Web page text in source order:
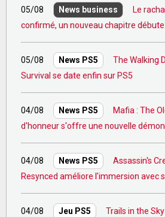
05/08 News business
Le
confirmé, un nouveau chapitre débute
05/08 News PS5
The Walking
Survival se date enfin sur PS5
04/08 News PS5
Mafia : The
d'honneur s'offre une nouvelle
04/08 News PS5
Assassin's
Resynced améliore l'immersion avec
04/08 Jeu PS5 Trails in the